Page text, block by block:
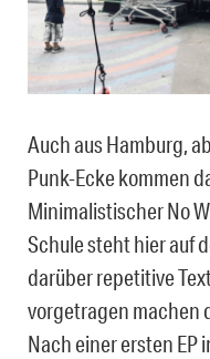
Auch aus Hamburg,
Punk-Ecke kommen
Minimalistischer No
Schule steht hier auf
darüber repetitive
vorgetragen machen
Nach einer ersten EP